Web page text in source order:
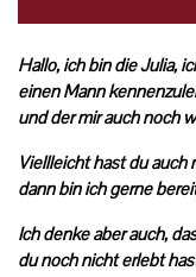
Hallo, ich bin die Julia,
einen Mann
und der mir auch noch
Viellleicht hast du auch
dann bin ich gerne
Ich denke aber auch,
du noch nicht erlebt